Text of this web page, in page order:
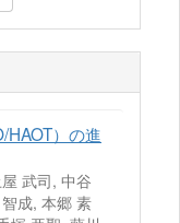
HAOT）の進
武司, 中谷
成, 本郷 素